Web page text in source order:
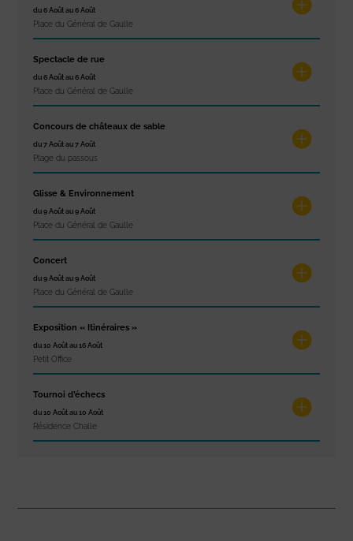
du 6 Août au 6 Août
Place du Général de Gaulle
Spectacle de rue
du 6 Août au 6 Août
Place du Général de Gaulle
Concours de châteaux de sable
du 7 Août au 7 Août
Plage du passous
Glisse & Environnement
du 9 Août au 9 Août
Place du Général de Gaulle
Concert
du 9 Août au 9 Août
Place du Général de Gaulle
Exposition « Itinéraires »
du 10 Août au 16 Août
Petit Office
Tournoi d’échecs
du 10 Août au 10 Août
Résidence Challe